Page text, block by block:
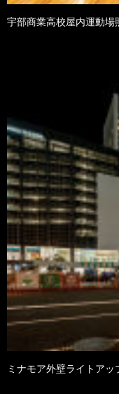
宇部商業高校屋内運動場
ミナモア外壁ライトアッ